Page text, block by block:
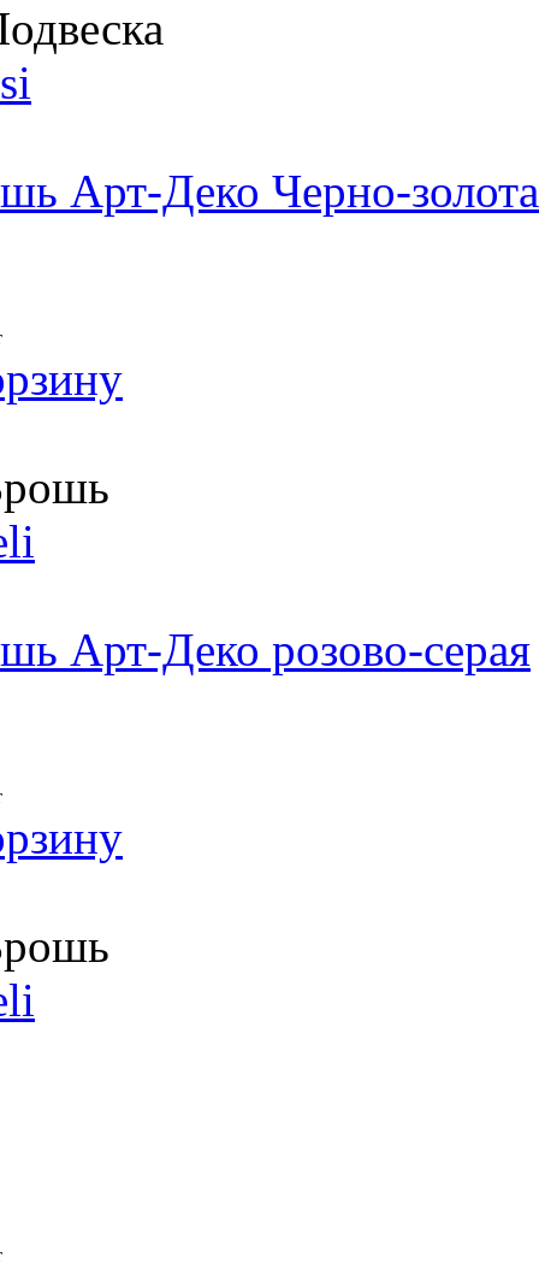
Арт-Деко Черно-
Арт-Деко розово-серая